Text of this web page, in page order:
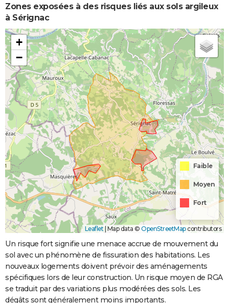
Zones exposées à des risques liés aux sols argileux
à Sérignac
+
−
Faible
Moyen
Fort
Leaflet | Map data © OpenStreetMapcontributors
Un risque fort signifie une menace accrue de mouvement du
sol avec un phénomène de fissuration des habitations. Les
nouveaux logements doivent prévoir des aménagements
spécifiques lors de leur construction. Un risque moyen de RGA
se traduit par des variations plus modérées des sols. Les
dégâts sont généralement moins importants.